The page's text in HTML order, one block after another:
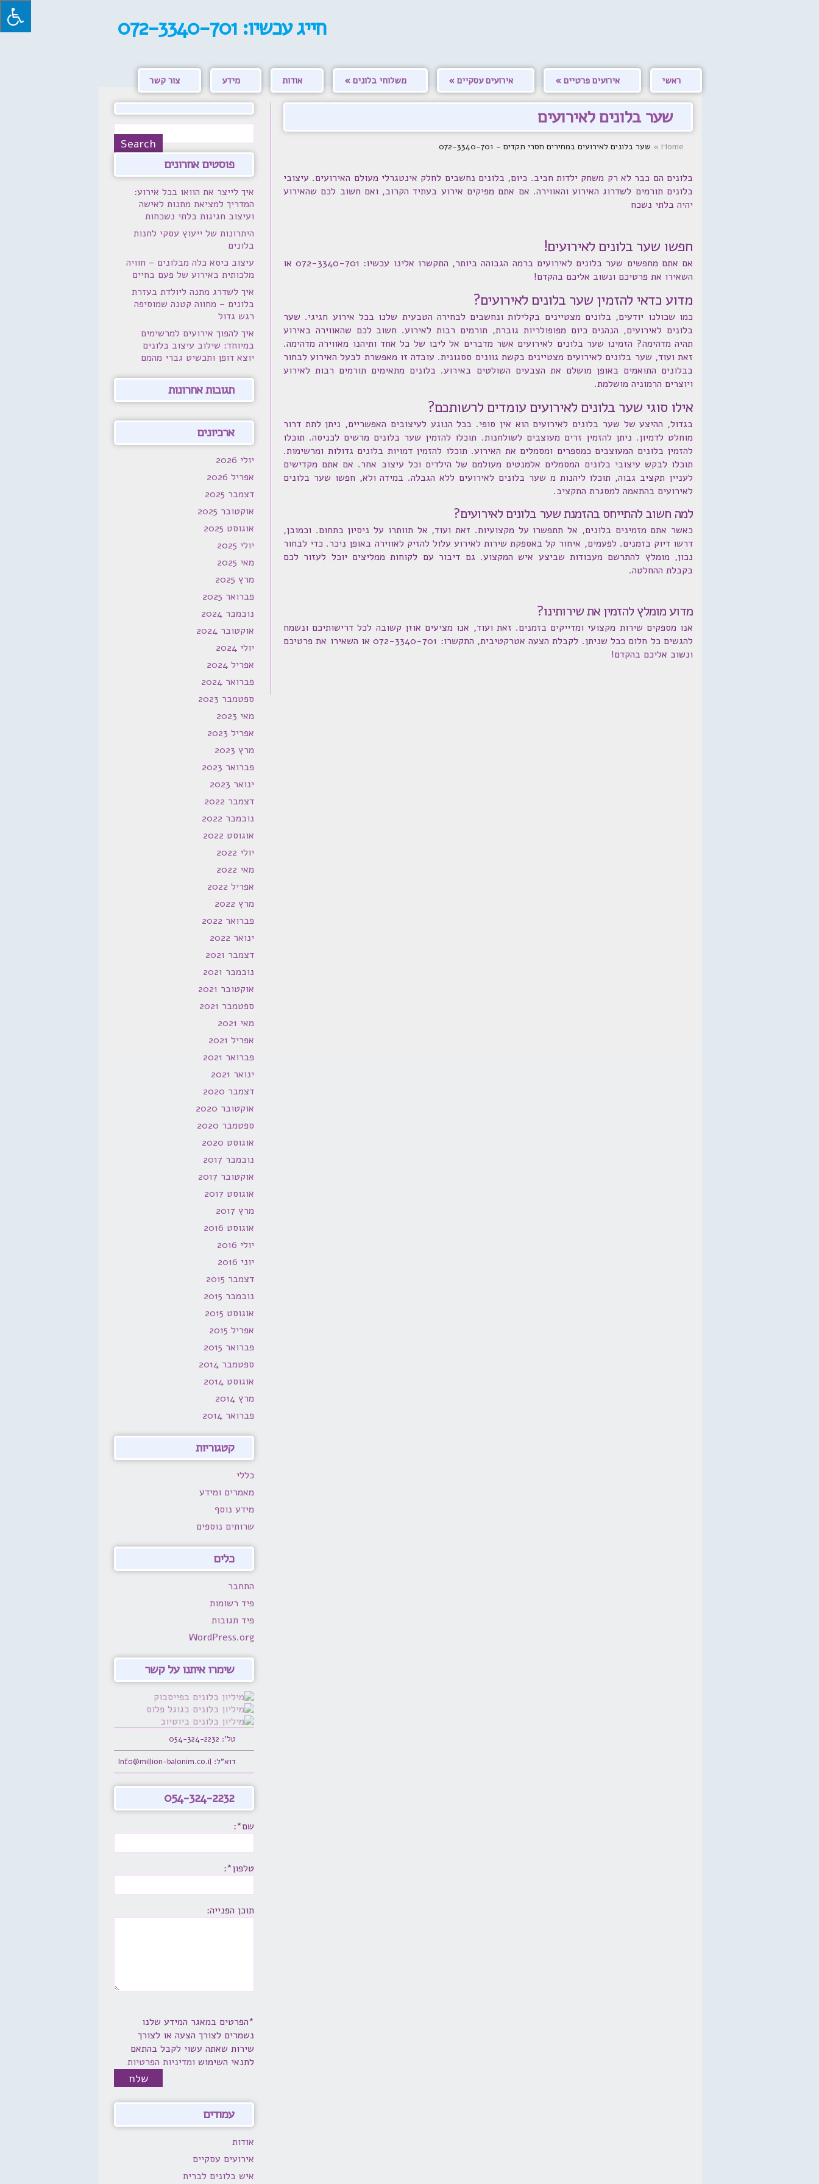
חייג עכשיו:
ראשי אירועים פרטיים אירועים עסקיים משלוחי בלונים אודות מידע צור קשר
שער בלונים לאירועים
Home
» שער בלונים לאירועים במחירים חסרי תקדים - 072-3340-701
בלונים הם כבר לא רק משחק ילדות חביב. כיום, בלונים נחשבים לחלק אינטגרלי מעולם האירועים. עיצובי
בלונים תורמים לשדרוג האירוע והאווירה. אם אתם מפיקים אירוע בעתיד הקרוב, ואם חשוב לכם שהאירוע
יהיה בלתי נשכח
חפשו שער בלונים לאירועים!
אם אתם מחפשים שער בלונים לאירועים ברמה הגבוהה ביותר, התקשרו אלינו עכשיו: 072-3340-701 או
השאירו את פרטיכם ונשוב אליכם בהקדם!
מדוע כדאי להזמין שער בלונים לאירועים?
כמו שכולנו יודעים, בלונים מצטיינים בקלילות ונחשבים לבחירה הטבעית שלנו בכל אירוע חגיגי. שער
בלונים לאירועים, הנהנים כיום מפופולריות גוברת, תורמים רבות לאירוע. חשוב לכם שהאווירה באירוע
תהיה מדהימה? הזמינו שער בלונים לאירועים אשר מדברים אל ליבו של כל אחד ותיהנו מאווירה מדהימה.
זאת ועוד, שער בלונים לאירועים מצטיינים בקשת גוונים ססגונית. עובדה זו מאפשרת לבעל האירוע לבחור
בבלונים התואמים באופן מושלם את הצבעים השולטים באירוע. בלונים מתאימים תורמים רבות לאירוע
ויוצרים הרמוניה מושלמת.
אילו סוגי שער בלונים לאירועים עומדים לרשותכם?
בגדול, ההיצע של שער בלונים לאירועים הוא אין סופי. בכל הנוגע לעיצובים האפשריים, ניתן לתת דרור
מוחלט לדמיון. ניתן להזמין זרים מעוצבים לשולחנות. תוכלו להזמין שער בלונים מרשים לכניסה. תוכלו
להזמין בלונים המעוצבים כמספרים ומסמלים את האירוע. תוכלו להזמין דמויות בלונים גדולות ומרשימות.
תוכלו לבקש עיצובי בלונים המסמלים אלמנטים מעולמם של הילדים וכל עיצוב אחר. אם אתם מקדישים
לעניין תקציב גבוה, תוכלו ליהנות מ שער בלונים לאירועים ללא הגבלה. במידה ולא, חפשו שער בלונים
לאירועים בהתאמה למסגרת התקציב.
למה חשוב להתייחס בהזמנת שער בלונים לאירועים?
כאשר אתם מזמינים בלונים, אל תתפשרו על מקצועיות. זאת ועוד, אל תוותרו על ניסיון בתחום. וכמובן,
דרשו דיוק בזמנים. לפעמים, איחור קל באספקת שירות לאירוע עלול להזיק לאווירה באופן ניכר. כדי לבחור
נכון, מומלץ להתרשם מעבודות שביצע איש המקצוע. גם דיבור עם לקוחות ממליצים יוכל לעזור לכם
בקבלת ההחלטה.
מדוע מומלץ להזמין את שירותינו?
אנו מספקים שירות מקצועי ומדייקים בזמנים. זאת ועוד, אנו מציעים אוזן קשובה לכל דרישותיכם ונשמח
להגשים כל חלום ככל שניתן. לקבלת הצעה אטרקטיבית, התקשרו: 072-3340-701 או השאירו את פרטיכם
ונשוב אליכם בהקדם!
פוסטים אחרונים
איך לייצר את הוואו בכל אירוע:
המדריך למציאת מתנות לאישה
ועיצוב חגיגות בלתי נשכחות
היתרונות של ייעוץ עסקי לחנות
בלונים
עיצוב כיסא כלה מבלונים – חוויה
מלכותית באירוע של פעם בחיים
איך לשדרג מתנה ליולדת בעזרת
בלונים – מחווה קטנה שמוסיפה
רגש גדול
איך להפוך אירועים למרשימים
במיוחד: שילוב עיצוב בלונים
יוצא דופן ותכשיט גברי מהמם
תגובות אחרונות
ארכיונים
יולי 2026
אפריל 2026
דצמבר 2025
אוקטובר 2025
אוגוסט 2025
יולי 2025
מאי 2025
מרץ 2025
פברואר 2025
נובמבר 2024
אוקטובר 2024
יולי 2024
אפריל 2024
פברואר 2024
ספטמבר 2023
מאי 2023
אפריל 2023
מרץ 2023
פברואר 2023
ינואר 2023
דצמבר 2022
נובמבר 2022
אוגוסט 2022
יולי 2022
מאי 2022
אפריל 2022
מרץ 2022
פברואר 2022
ינואר 2022
דצמבר 2021
נובמבר 2021
אוקטובר 2021
ספטמבר 2021
מאי 2021
אפריל 2021
פברואר 2021
ינואר 2021
דצמבר 2020
אוקטובר 2020
ספטמבר 2020
אוגוסט 2020
נובמבר 2017
אוקטובר 2017
אוגוסט 2017
מרץ 2017
אוגוסט 2016
יולי 2016
יוני 2016
דצמבר 2015
נובמבר 2015
אוגוסט 2015
אפריל 2015
פברואר 2015
ספטמבר 2014
אוגוסט 2014
מרץ 2014
פברואר 2014
קטגוריות
כללי
מאמרים ומידע
מידע נוסף
שרותים נוספים
כלים
התחבר
פיד רשומות
פיד תגובות
WordPress.org
שימרו איתנו על קשר
טל': 054-324-2232
דוא"ל: Info@million-balonim.co.il
054-324-2232
שם*:
טלפון*:
תוכן הפנייה:
*הפרטים במאגר המידע שלנו
נשמרים לצורך הצעה או לצורך
שירות שאתה עשוי לקבל בהתאם
לתנאי השימוש ומדיניות הפרטיות
עמודים
אודות
אירועים עסקיים
איש בלונים לברית